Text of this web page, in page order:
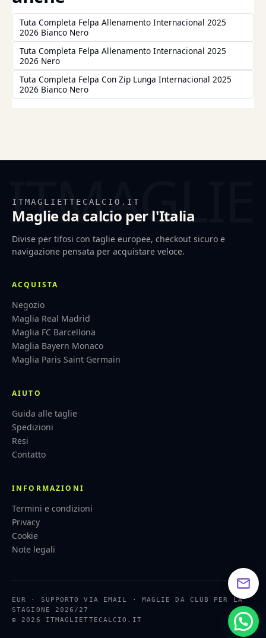
Tuta Completa Felpa Allenamento Internacional 2025
2026 Bianco Nero
Tuta Completa Felpa Allenamento Internacional 2025
2026 Nero
Tuta Completa Felpa Con Zip Lunga Internacional 2025
2026 Bianco Nero
ITMAGLIETTECALCIO.IT
Maglie da calcio per l'Italia
Divise per tifosi con taglie europee, checkout sicuro e
navigazione pensata per acquistare veloce.
ACQUISTA
Negozio
Maglia Real Madrid
Maglia FC Barcellona
Maglia Bayern Monaco
Maglia Paris Saint Germain
AIUTO
Guida alle taglie
Spedizioni
Resi
Contatto
INFORMAZIONI
Termini e condizioni
Privacy
Cookie
Note legali
EUR · SUPPORTO VIA EMAIL · MAGLIE DA CLUB PER LA
STAGIONE 2026/27
© 2026 ITMAGLIETTECALCIO.IT